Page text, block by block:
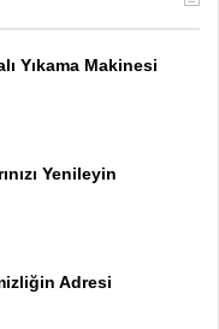
Yıkama Makinesi
Yenileyin
Adresi